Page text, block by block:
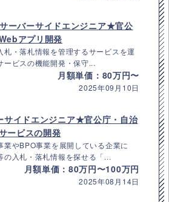
ーバーサイドエンジニア★官公
アプリ開発
札・落札情報を管理するサービスを運
ービスの機能開発・保守...
月額単価：80万円〜
2025年09月10日
サイドエンジニア★官公庁・自治
ービスの開発
業やBPO事業を展開している企業に
の入札・落札情報を探せる「...
月額単価：80万円〜100万円
2025年08月14日